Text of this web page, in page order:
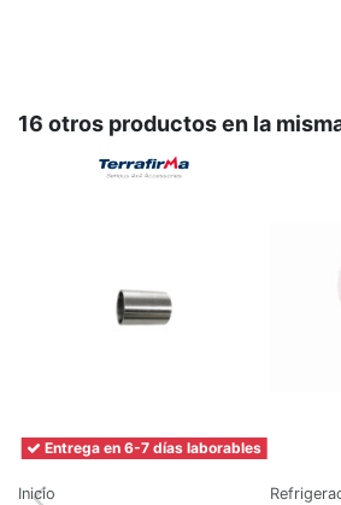
16 otros productos en la
Entrega en 6-7 días laborables
Inicio